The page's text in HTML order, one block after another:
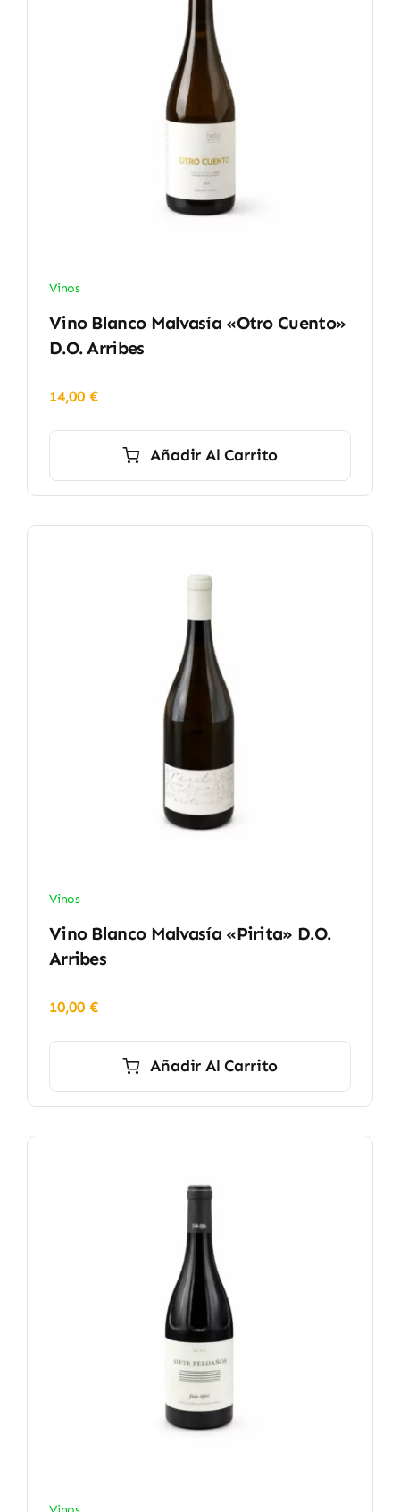
Vinos
Vino Blanco Malvasía «Otro Cuento»
D.O. Arribes
14,00 €
Añadir Al Carrito
Vinos
Vino Blanco Malvasía «Pirita» D.O.
Arribes
10,00 €
Añadir Al Carrito